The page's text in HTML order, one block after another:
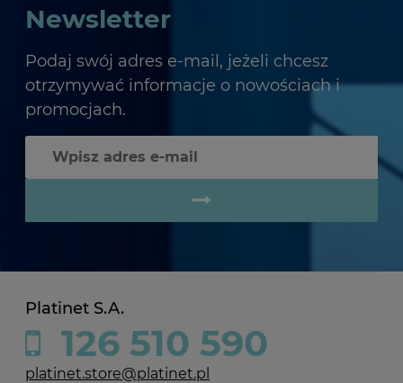
Newsletter
Podaj swój adres e-mail, jeżeli chcesz
otrzymywać informacje o nowościach i
promocjach.
Platinet S.A.
126 510 590
platinet.store@platinet.pl